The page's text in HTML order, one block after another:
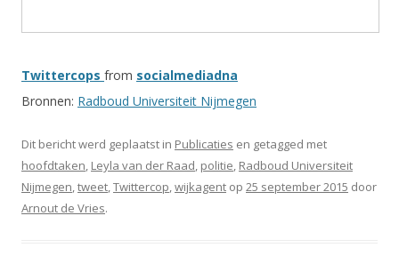
Twittercops from socialmediadna
Bronnen: Radboud Universiteit Nijmegen
Dit bericht werd geplaatst in Publicaties en getagged met
hoofdtaken Leyla van der Raad politie Radboud Universiteit
Nijmegen tweet Twittercop wijkagent op 25 september 2015 door
Arnout de Vries.